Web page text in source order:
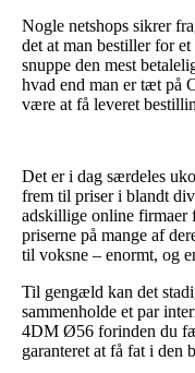
Nogle netshops sikrer
det at man bestiller for
snuppe den mest
hvad end man er tæt på
være at få leveret
Det er i dag særdeles
frem til priser i blandt
adskillige online firmaer
priserne på mange af
til voksne – enormt, og
Til gengæld kan det
sammenholde et par
4DM Ø56 forinden du
garanteret at få fat i den